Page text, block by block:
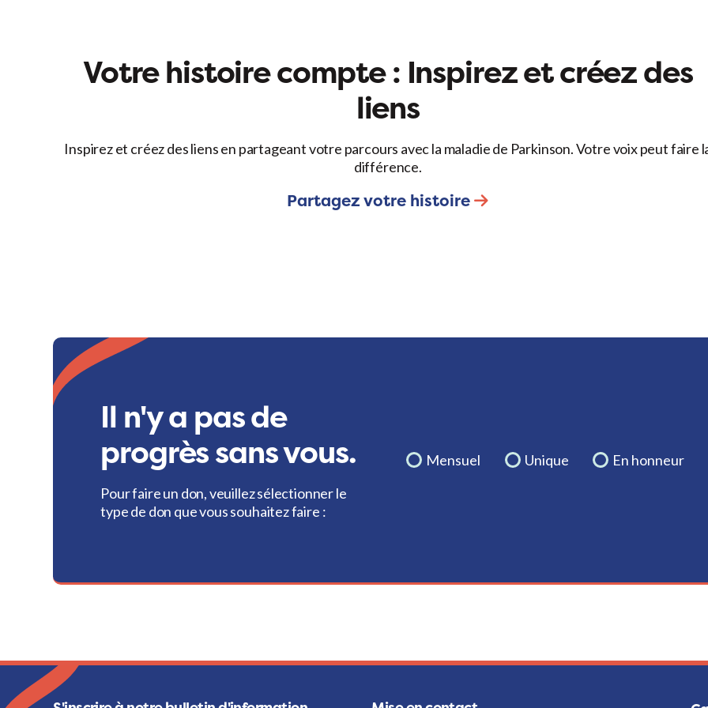
Votre histoire compte : Inspirez et créez des
liens
Inspirez et créez des liens en partageant votre parcours avec la maladie de Parkinson. Votre voix peut faire
différence.
Partagez votre histoire
Il n'y a pas de
progrès sans vous.
Pour faire un don, veuillez sélectionner le
type de don que vous souhaitez faire :
Mensuel Unique En honneur